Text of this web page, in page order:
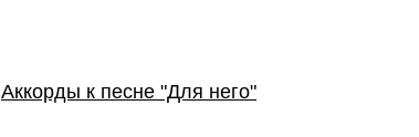
Аккорды к песне "Для него"